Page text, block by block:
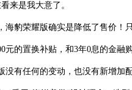
来是我大意了。
海豹荣耀版确实是降低了售价！
元的置换补贴，和3年0息的金融
没有任何的变动，也没有新增加